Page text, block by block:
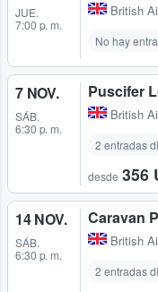
JUE.
7:00 p. m.
British
No hay
7 NOV.
SÁB.
6:30 p. m.
Puscifer
British
2 entradas
desde 356
14 NOV.
SÁB.
6:30 p. m.
Caravan
British
2 entradas